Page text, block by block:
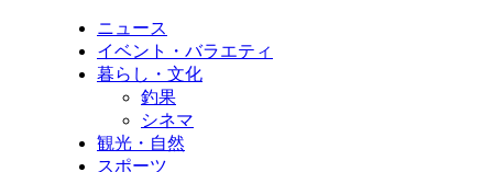
ニュース
イベント・バラエティ
暮らし・文化
釣果
シネマ
観光・自然
スポーツ